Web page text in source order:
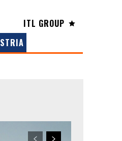
ITL GROUP